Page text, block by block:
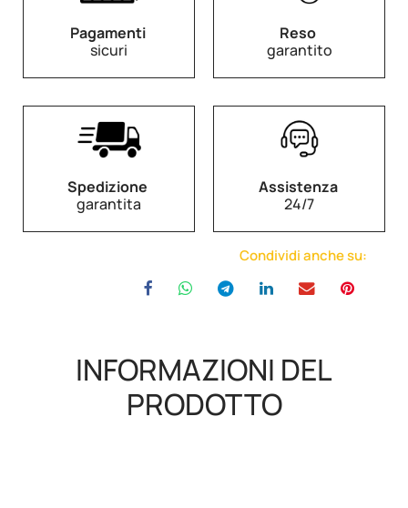
Pagamenti
sicuri
Reso
garantito
Spedizione
garantita
Assistenza
24/7
Condividi anche su:
INFORMAZIONI DEL
PRODOTTO